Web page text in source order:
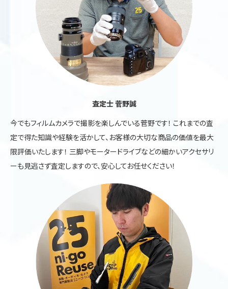
査定士 菅野誠
今でもフィルムカメラで撮影を楽しんでいる菅野です！ これまでの査
定で得た知識や経験を活かして、お客様の大切な商品の価値を最大
限評価いたします！ 三脚やモータードライブなどの細かいアクセサリ
ーも見逃さず査定しますので、安心してお任せください！